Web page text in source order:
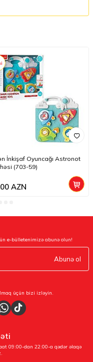
İnkişaf Oyuncağı Astronot
(703-59)
AZN
e-bülletenimizə abunə olun!
Abunə ol
üçün bizi izləyin.
09:00-dan 22:00-a qədər əlaqə